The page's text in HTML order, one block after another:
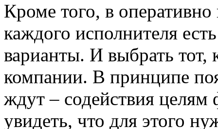
Кроме того, в
каждого исполнителя
варианты. И выбрать тот,
компании. В принципе
ждут – содействия
увидеть, что для этого